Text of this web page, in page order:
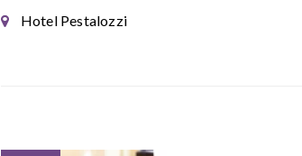
Hotel Pestalozzi